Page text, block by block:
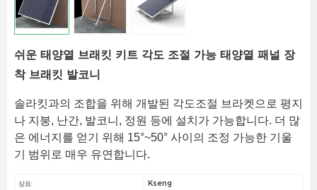
쉬운 태양열 브래킷 키트 각도 조절 가능 태양열 패널 장
착 브래킷 발코니
솔라킷과의 조합을 위해 개발된 각도조절 브라켓으로 평지
나 지붕, 난간, 발코니, 정원 등에 설치가 가능합니다. 더 많
은 에너지를 얻기 위해 15°~50° 사이의 조정 가능한 기울
기 범위로 매우 유연합니다.
상표: Kseng